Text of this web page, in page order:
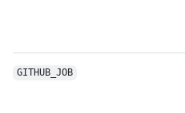
GITHUB_JOB